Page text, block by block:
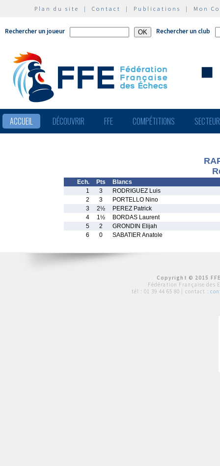
Plan du site | Contact | Publications | Mon
Rechercher un joueur Rechercher un club
ACCUEIL DÉCOUVRIR FFE COMPÉTITIONS
Ech. Pts
Blancs
1
3
RODRIGUEZ Luis
2
3
PORTELLO Nino
3
2½
PEREZ Patrick
4
1½
BORDAS Laurent
5
2
GRONDIN Elijah
6
0 SABATIER Anatole
Copyright © 2015
Fédération Française des
tél : 01 39 44 65 80 | contact :